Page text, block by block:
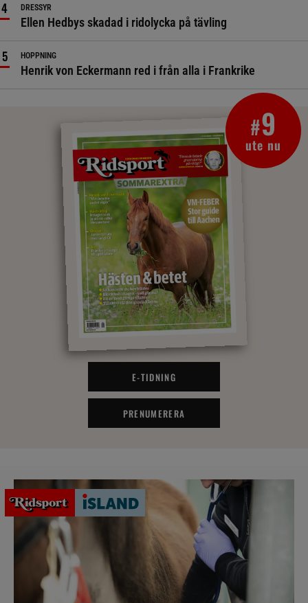
DRESSYR
Ellen Hedbys skadad i ridolycka på tävling
HOPPNING
Henrik von Eckermann red i från alla i Frankrike
#9
ute nu
E-TIDNING
PRENUMERERA